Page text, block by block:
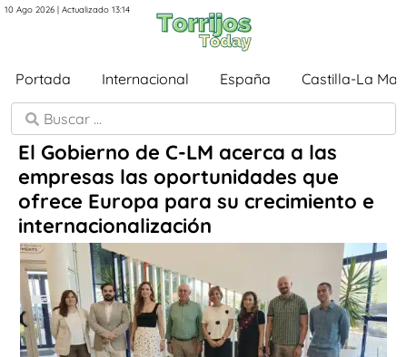
10 Ago 2026 | Actualizado 13:14
Portada Internacional España Castilla-La
El Gobierno de C-LM acerca a las
empresas las oportunidades que
ofrece Europa para su crecimiento e
internacionalización